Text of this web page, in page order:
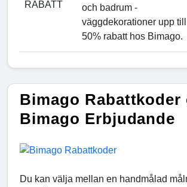
RABATT
och badrum -
väggdekorationer upp till
50% rabatt hos Bimago.
Bimago Rabattkoder
Bimago Erbjudande
Du kan välja mellan en handmålad